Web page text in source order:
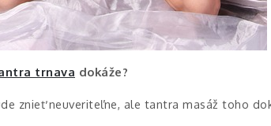
trnava dokáže?
znieť neuveriteľne, ale tantra masáž toho